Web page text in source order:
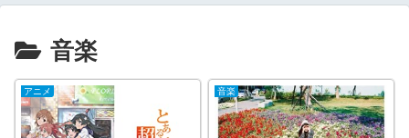
音楽
アニメ 音楽